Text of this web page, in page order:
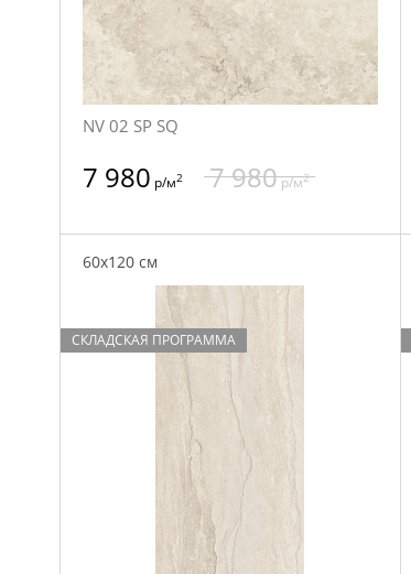
NV 02 SP SQ
7 980 р/м2 7 980р/м2
60x120 см
СКЛАДСКАЯ ПРОГРАММА